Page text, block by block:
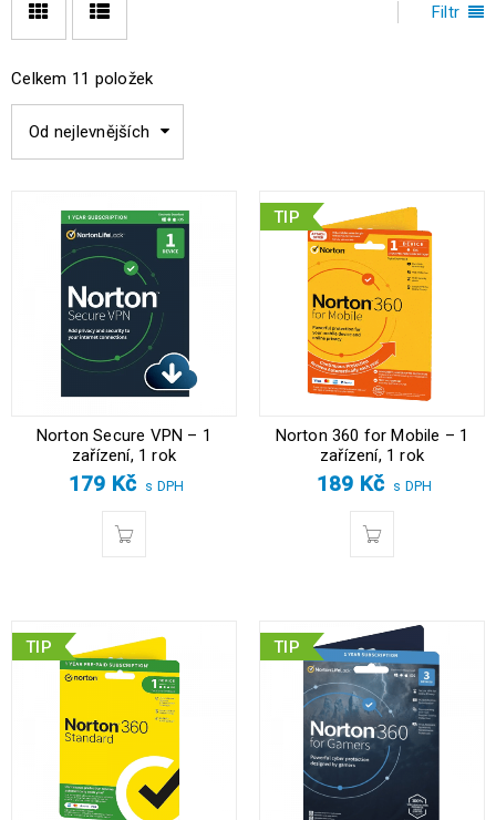
Filtr
Celkem 11 položek
Od nejlevnějších
Norton Secure VPN – 1
zařízení, 1 rok
179 Kč s DPH
TIP
Norton 360 for Mobile – 1
zařízení, 1 rok
189 Kč s DPH
TIP TIP